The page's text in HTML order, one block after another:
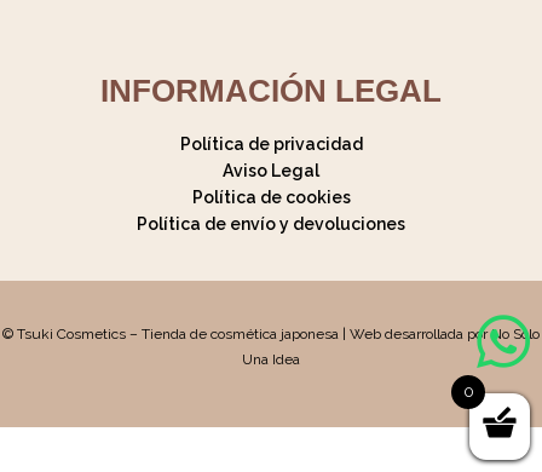
INFORMACIÓN LEGAL
Política de privacidad
Aviso Legal
Política de cookies
Política de envío y devoluciones
© Tsuki Cosmetics – Tienda de cosmética japonesa | Web desarrollada por No Solo
Una Idea
0